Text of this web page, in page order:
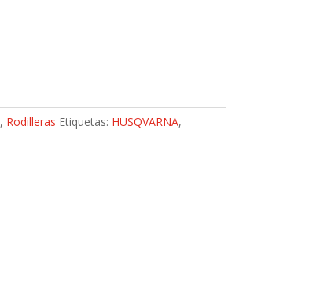
, Rodilleras Etiquetas: HUSQVARNA,